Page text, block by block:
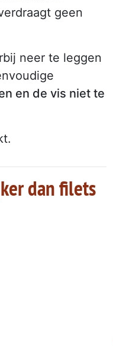
geen
neer te leggen
en de vis niet te
dan filets